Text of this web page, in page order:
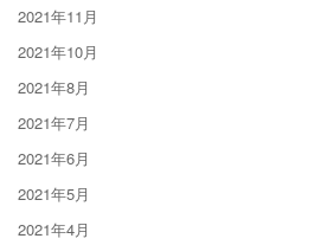
2021年11月
2021年10月
2021年8月
2021年7月
2021年6月
2021年5月
2021年4月